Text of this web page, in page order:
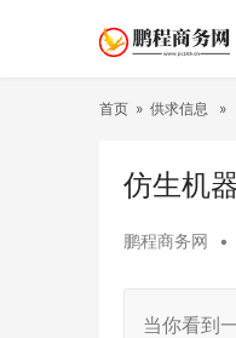
首页 » 供求信息 »
仿生机
鹏程商务网 •
当你看到